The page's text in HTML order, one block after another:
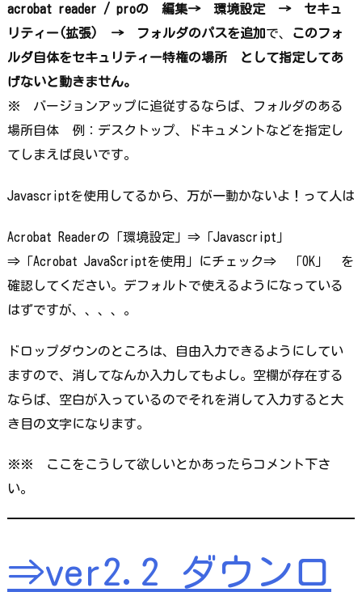
acrobat reader / proの 編集→ 環境設定 → セキュ
リティー(拡張) → フォルダのパスを追加で、
このフォ
ルダ自体をセキュリティー特権の場所 として指定してあ
げないと動きません。
※ バージョンアップに追従するならば、フォルダのある
場所自体 例：デスクトップ、ドキュメントなどを指定し
てしまえば良いです。
Javascriptを使用してるから、万が一動かないよ！って人は
Acrobat Readerの「環境設定」⇒「Javascript」
⇒「Acrobat JavaScriptを使用」にチェック⇒ 「OK」 を
確認してください。デフォルトで使えるようになっている
はずですが、、、、。
ドロップダウンのところは、自由入力できるようにしてい
ますので、消してなんか入力してもよし。空欄が存在する
ならば、空白が入っているのでそれを消して入力すると大
き目の文字になります。
※※ ここをこうして欲しいとかあったらコメント下さ
い。
⇒ver2.2 ダウンロ